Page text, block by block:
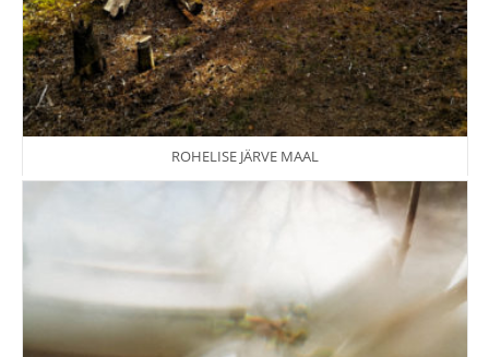
ROHELISE JÄRVE MAAL